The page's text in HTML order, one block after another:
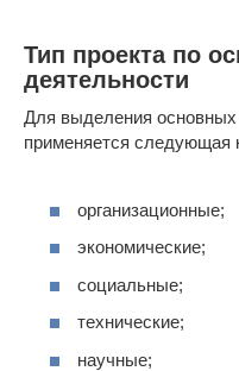
Тип проекта по
деятельности
Для выделения
применяется следующая
организационные;
экономические;
социальные;
технические;
научные;